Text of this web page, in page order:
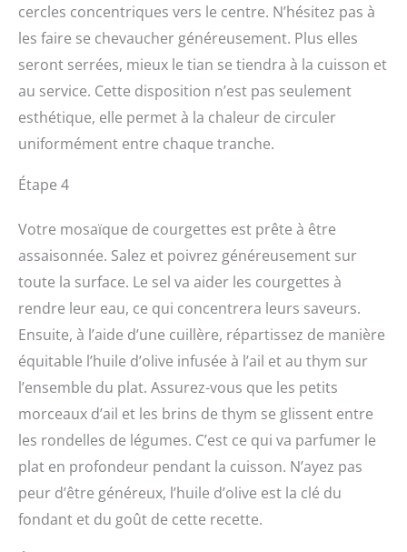
cercles concentriques vers le centre. N’hésitez pas à
les faire se chevaucher généreusement. Plus elles
seront serrées, mieux le tian se tiendra à la cuisson et
au service. Cette disposition n’est pas seulement
esthétique, elle permet à la chaleur de circuler
uniformément entre chaque tranche.
Étape 4
Votre mosaïque de courgettes est prête à être
assaisonnée. Salez et poivrez généreusement sur
toute la surface. Le sel va aider les courgettes à
rendre leur eau, ce qui concentrera leurs saveurs.
Ensuite, à l’aide d’une cuillère, répartissez de manière
équitable l’huile d’olive infusée à l’ail et au thym sur
l’ensemble du plat. Assurez-vous que les petits
morceaux d’ail et les brins de thym se glissent entre
les rondelles de légumes. C’est ce qui va parfumer le
plat en profondeur pendant la cuisson. N’ayez pas
peur d’être généreux, l’huile d’olive est la clé du
fondant et du goût de cette recette.